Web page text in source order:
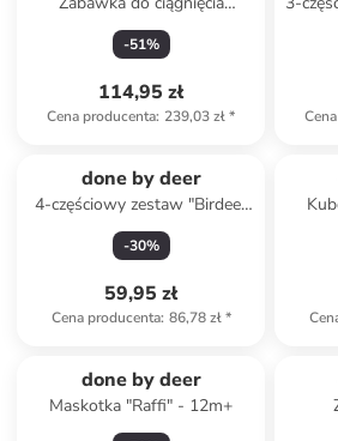
"Elphee" - 12m+
-51%
114,95 zł
Cena producenta: 239,03 zł*
done by deer
4-częściowy zestaw "Birdee"
ze wzorem - 0+
-30%
59,95 zł
Cena producenta: 86,78 zł*
done by deer
Maskotka "Raffi" - 12m+